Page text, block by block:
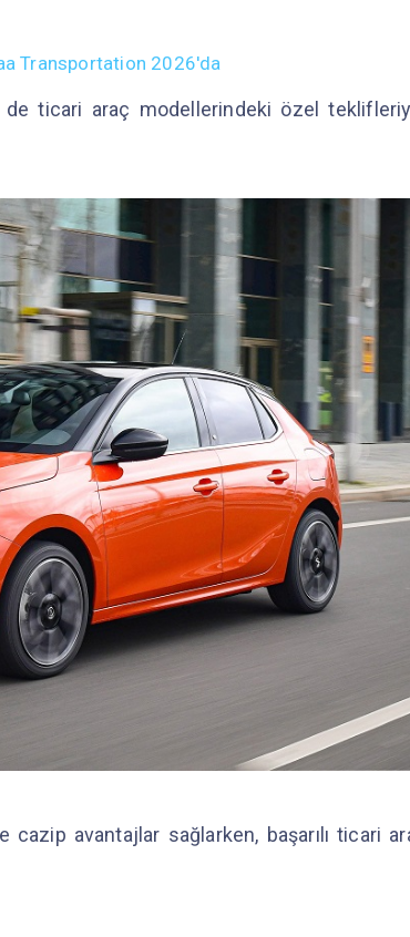
Transportation 2026'da
ticari araç modellerindeki özel
avantajlar sağlarken, başarılı ticari